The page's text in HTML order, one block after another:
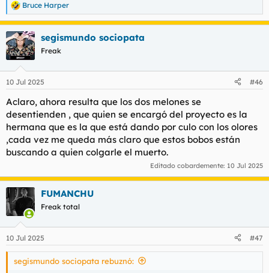
R
e
a
c
c
i
e
:
Bruce Harper
segismundo sociopata
Freak
10 Jul 2025 #46
Aclaro, ahora resulta que los dos melones se
desentienden , que quien se encargó del proyecto es la
hermana que es la que está dando por culo con los olores
,cada vez me queda más claro que estos bobos están
buscando a quien colgarle el muerto.
Editado cobardemente: 10 Jul 2025
FUMANCHU
Freak total
10 Jul 2025 #47
segismundo sociopata rebuznó: